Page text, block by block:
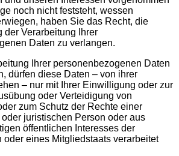
noch nicht feststeht, wessen
haben Sie das Recht, die
der Verarbeitung Ihrer
Daten zu verlangen.
Ihrer personenbezogenen Daten
dürfen diese Daten – von ihrer
– nur mit Ihrer Einwilligung oder zur
oder Verteidigung von
zum Schutz der Rechte einer
juristischen Person oder aus
öffentlichen Interesses der
oder eines Mitgliedstaats verarbeitet